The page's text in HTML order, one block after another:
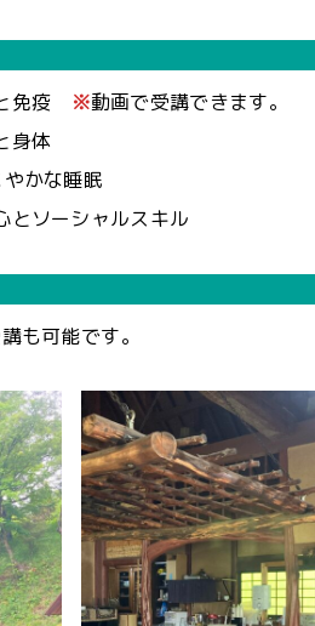
免疫 ※動画で受講できます。
身体
かな睡眠
ソーシャルスキル
も可能です。